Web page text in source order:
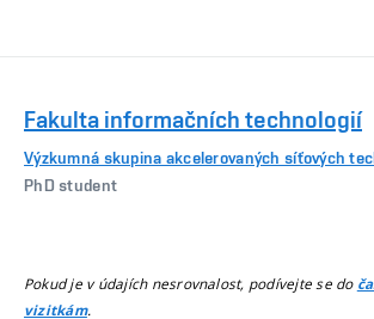
Fakulta informačních technologií
Výzkumná skupina akcelerovaných síťových
PhD student
Pokud je v údajích nesrovnalost, podívejte se do
vizitkám.